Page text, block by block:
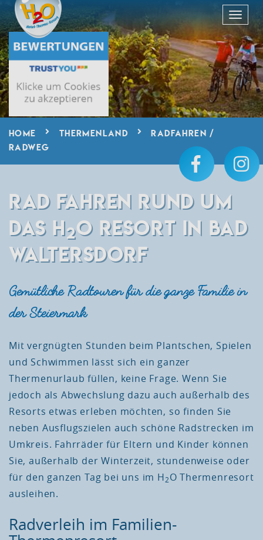
HOME THERMENLAND
RADFAHREN /
RADWEG
RAD FAHREN RUND UM
DAS H2O RESORT IN BAD
WALTERSDORF
Gemütliche Radtouren für die ganze Familie in
der Steiermark
Mit vergnügten Stunden beim Plantschen, Spielen
und Schwimmen lässt sich ein ganzer
Thermenurlaub füllen, keine Frage. Wenn Sie
jedoch als Abwechslung dazu auch außerhalb des
Resorts etwas erleben möchten, so finden Sie
neben Ausflugszielen auch schöne Radstrecken im
Umkreis. Fahrräder für Eltern und Kinder können
Sie, außerhalb der Winterzeit, stundenweise oder
für den ganzen Tag bei uns im H2O Thermenresort
ausleihen.
Radverleih im Familien-